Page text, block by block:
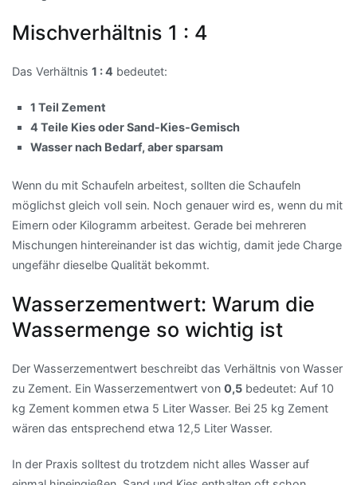
Mischverhältnis 1 : 4
Das Verhältnis 1 : 4 bedeutet:
1 Teil Zement
4 Teile Kies oder Sand-Kies-Gemisch
Wasser nach Bedarf, aber sparsam
Wenn du mit Schaufeln arbeitest, sollten die Schaufeln
möglichst gleich voll sein. Noch genauer wird es, wenn du mit
Eimern oder Kilogramm arbeitest. Gerade bei mehreren
Mischungen hintereinander ist das wichtig, damit jede Charge
ungefähr dieselbe Qualität bekommt.
Wasserzementwert: Warum die
Wassermenge so wichtig ist
Der Wasserzementwert beschreibt das Verhältnis von Wasser
zu Zement. Ein Wasserzementwert von 0,5 bedeutet: Auf 10
kg Zement kommen etwa 5 Liter Wasser. Bei 25 kg Zement
wären das entsprechend etwa 12,5 Liter Wasser.
In der Praxis solltest du trotzdem nicht alles Wasser auf